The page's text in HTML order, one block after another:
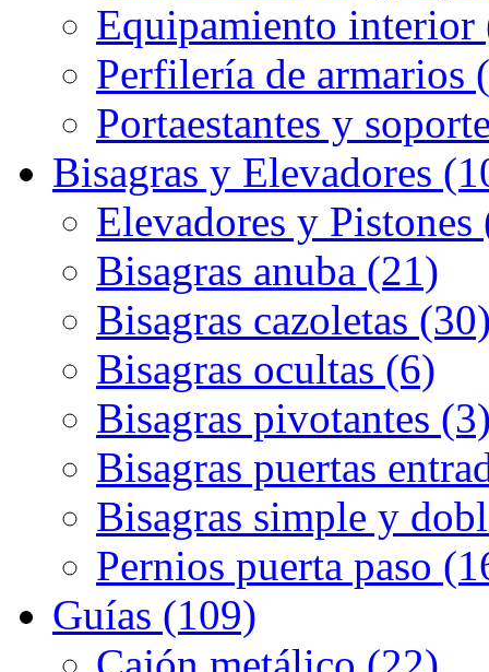
Equipamiento interior
Perfilería de armarios
Portaestantes y
Bisagras y Elevadores
Elevadores y Pistones
Bisagras anuba (21)
Bisagras cazoletas
Bisagras ocultas (6)
Bisagras pivotantes
Bisagras puertas
Bisagras simple y
Pernios puerta paso
Guías (109)